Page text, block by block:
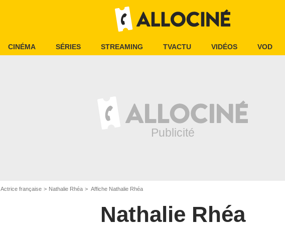
CINÉMA SÉRIES STREAMING TVACTU VIDÉOS VOD
Actrice française Nathalie Rhéa Affiche Nathalie Rhéa
Nathalie Rhéa